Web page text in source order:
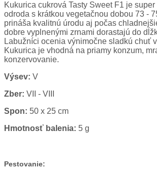
Kukurica cukrová Tasty Sweet F1 je
odroda s krátkou vegetačnou dobou 73 -
prináša kvalitnú úrodu aj počas
dobre vyplnenými zrnami dorastajú do
Labužníci ocenia výnimočne sladkú chuť
Kukurica je vhodná na priamy konzum,
konzervovanie.
Výsev: V
Zber: VII - VIII
Spon: 50 x 25 cm
Hmotnosť balenia: 5 g
Pestovanie: